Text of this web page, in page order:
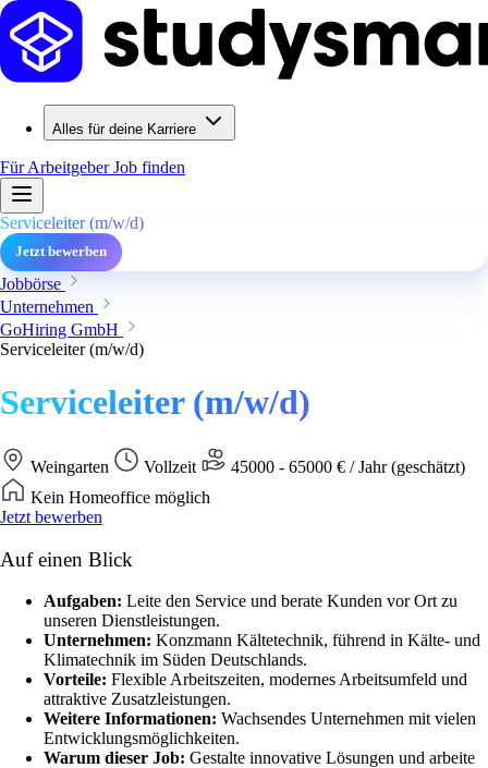
Alles für deine Karriere
Für ArbeitgeberJob finden
Serviceleiter (m/w/d)
Jetzt bewerben
Jobbörse
Unternehmen
GoHiring GmbH
Serviceleiter (m/w/d)
Serviceleiter (m/w/d)
Weingarten Vollzeit
45000 - 65000 € / Jahr (geschätzt)
Kein Homeoffice möglich
Jetzt bewerben
Auf einen Blick
Aufgaben: Leite den Service und berate Kunden vor Ort zu
unseren Dienstleistungen.
Unternehmen: Konzmann Kältetechnik, führend in Kälte- und
Klimatechnik im Süden Deutschlands.
Vorteile: Flexible Arbeitszeiten, modernes Arbeitsumfeld und
attraktive Zusatzleistungen.
Weitere Informationen: Wachsendes Unternehmen mit vielen
Entwicklungsmöglichkeiten.
Warum dieser Job: Gestalte innovative Lösungen und arbeite